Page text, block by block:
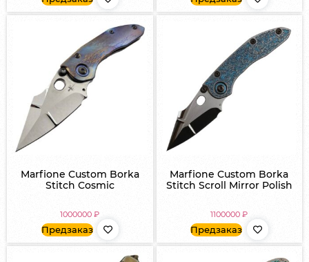
Marfione Custom Borka
Stitch Cosmic
1000000₽
Предзаказ
Marfione Custom Borka
Stitch Scroll Mirror Polish
1100000₽
Предзаказ